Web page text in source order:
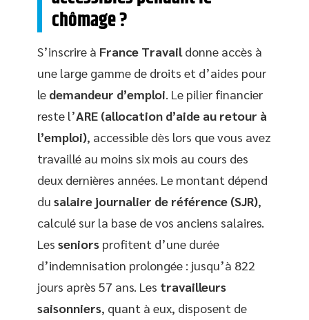
chômage ?
S’inscrire à France Travail donne accès à
une large gamme de droits et d’aides pour
le demandeur d’emploi . Le pilier financier
reste l’ARE (allocation d’aide au retour à
l’emploi), accessible dès lors que vous avez
travaillé au moins six mois au cours des
deux dernières années. Le montant dépend
du salaire journalier de référence (SJR),
calculé sur la base de vos anciens salaires.
Les seniors profitent d’une durée
d’indemnisation prolongée : jusqu’à 822
jours après 57 ans. Les travailleurs
saisonniers, quant à eux, disposent de